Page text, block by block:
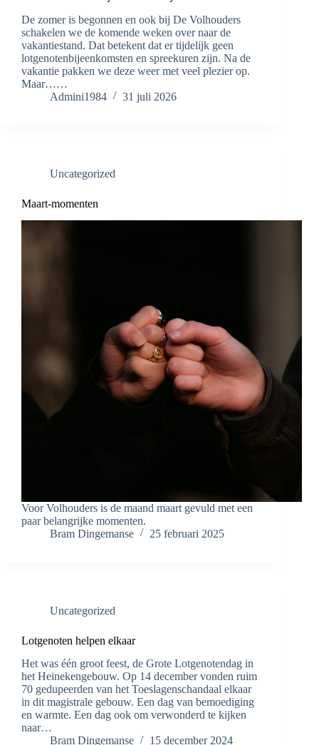
De zomer is begonnen en ook bij De Volhouders
schakelen we de komende weken over naar de
vakantiestand. Dat betekent dat er tijdelijk geen
lotgenotenbijeenkomsten en spreekuren zijn. Na de
vakantie pakken we deze weer met veel plezier op.
Maar……
Admini1984
31 juli 2026
Uncategorized
Maart-momenten
Voor Volhouders is de maand maart gevuld met een
paar belangrijke momenten.
Bram Dingemanse
25 februari 2025
Uncategorized
Lotgenoten helpen elkaar
Het was één groot feest, de Grote Lotgenotendag in
het Heinekengebouw. Op 14 december vonden ruim
70 gedupeerden van het Toeslagenschandaal elkaar
in dit magistrale gebouw. Een dag van bemoediging
en warmte. Een dag ook om verwonderd te kijken
naar…
Bram Dingemanse
15 december 2024